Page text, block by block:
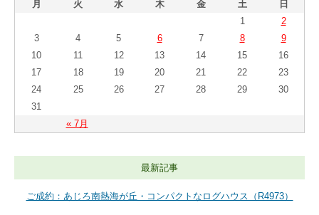
月 火 水 木 金 土 日
« 7月
1
2
3
4 5 6 7 8
9
10
11 12 13 14 15
16
17
18 19 20 21 22
23
24
25 26 27 28 29
30
31
最新記事
ご成約：あじろ南熱海が丘・コンパクトなログハウス（R4973）